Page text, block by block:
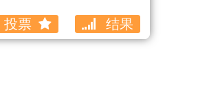
结果
投票